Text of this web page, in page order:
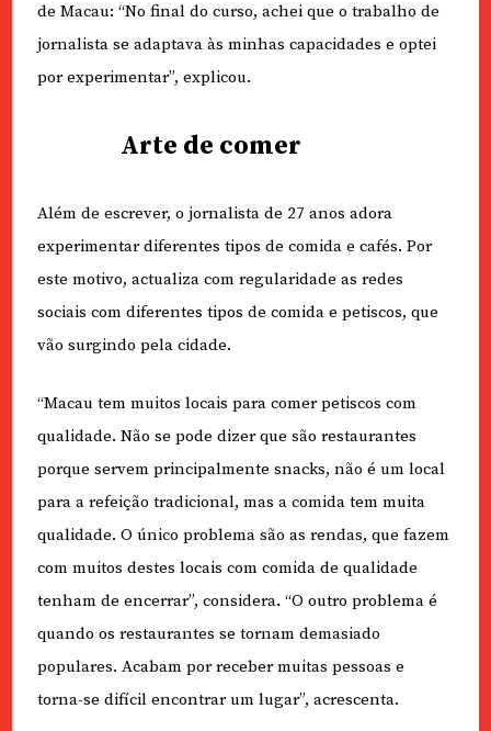
de Macau: “No final do curso, achei que o trabalho de
jornalista se adaptava às minhas capacidades e optei
por experimentar”, explicou.
Arte de comer
Além de escrever, o jornalista de 27 anos adora
experimentar diferentes tipos de comida e cafés. Por
este motivo, actualiza com regularidade as redes
sociais com diferentes tipos de comida e petiscos, que
vão surgindo pela cidade.
“Macau tem muitos locais para comer petiscos com
qualidade. Não se pode dizer que são restaurantes
porque servem principalmente snacks, não é um local
para a refeição tradicional, mas a comida tem muita
qualidade. O único problema são as rendas, que fazem
com muitos destes locais com comida de qualidade
tenham de encerrar”, considera. “O outro problema é
quando os restaurantes se tornam demasiado
populares. Acabam por receber muitas pessoas e
torna-se difícil encontrar um lugar”, acrescenta.